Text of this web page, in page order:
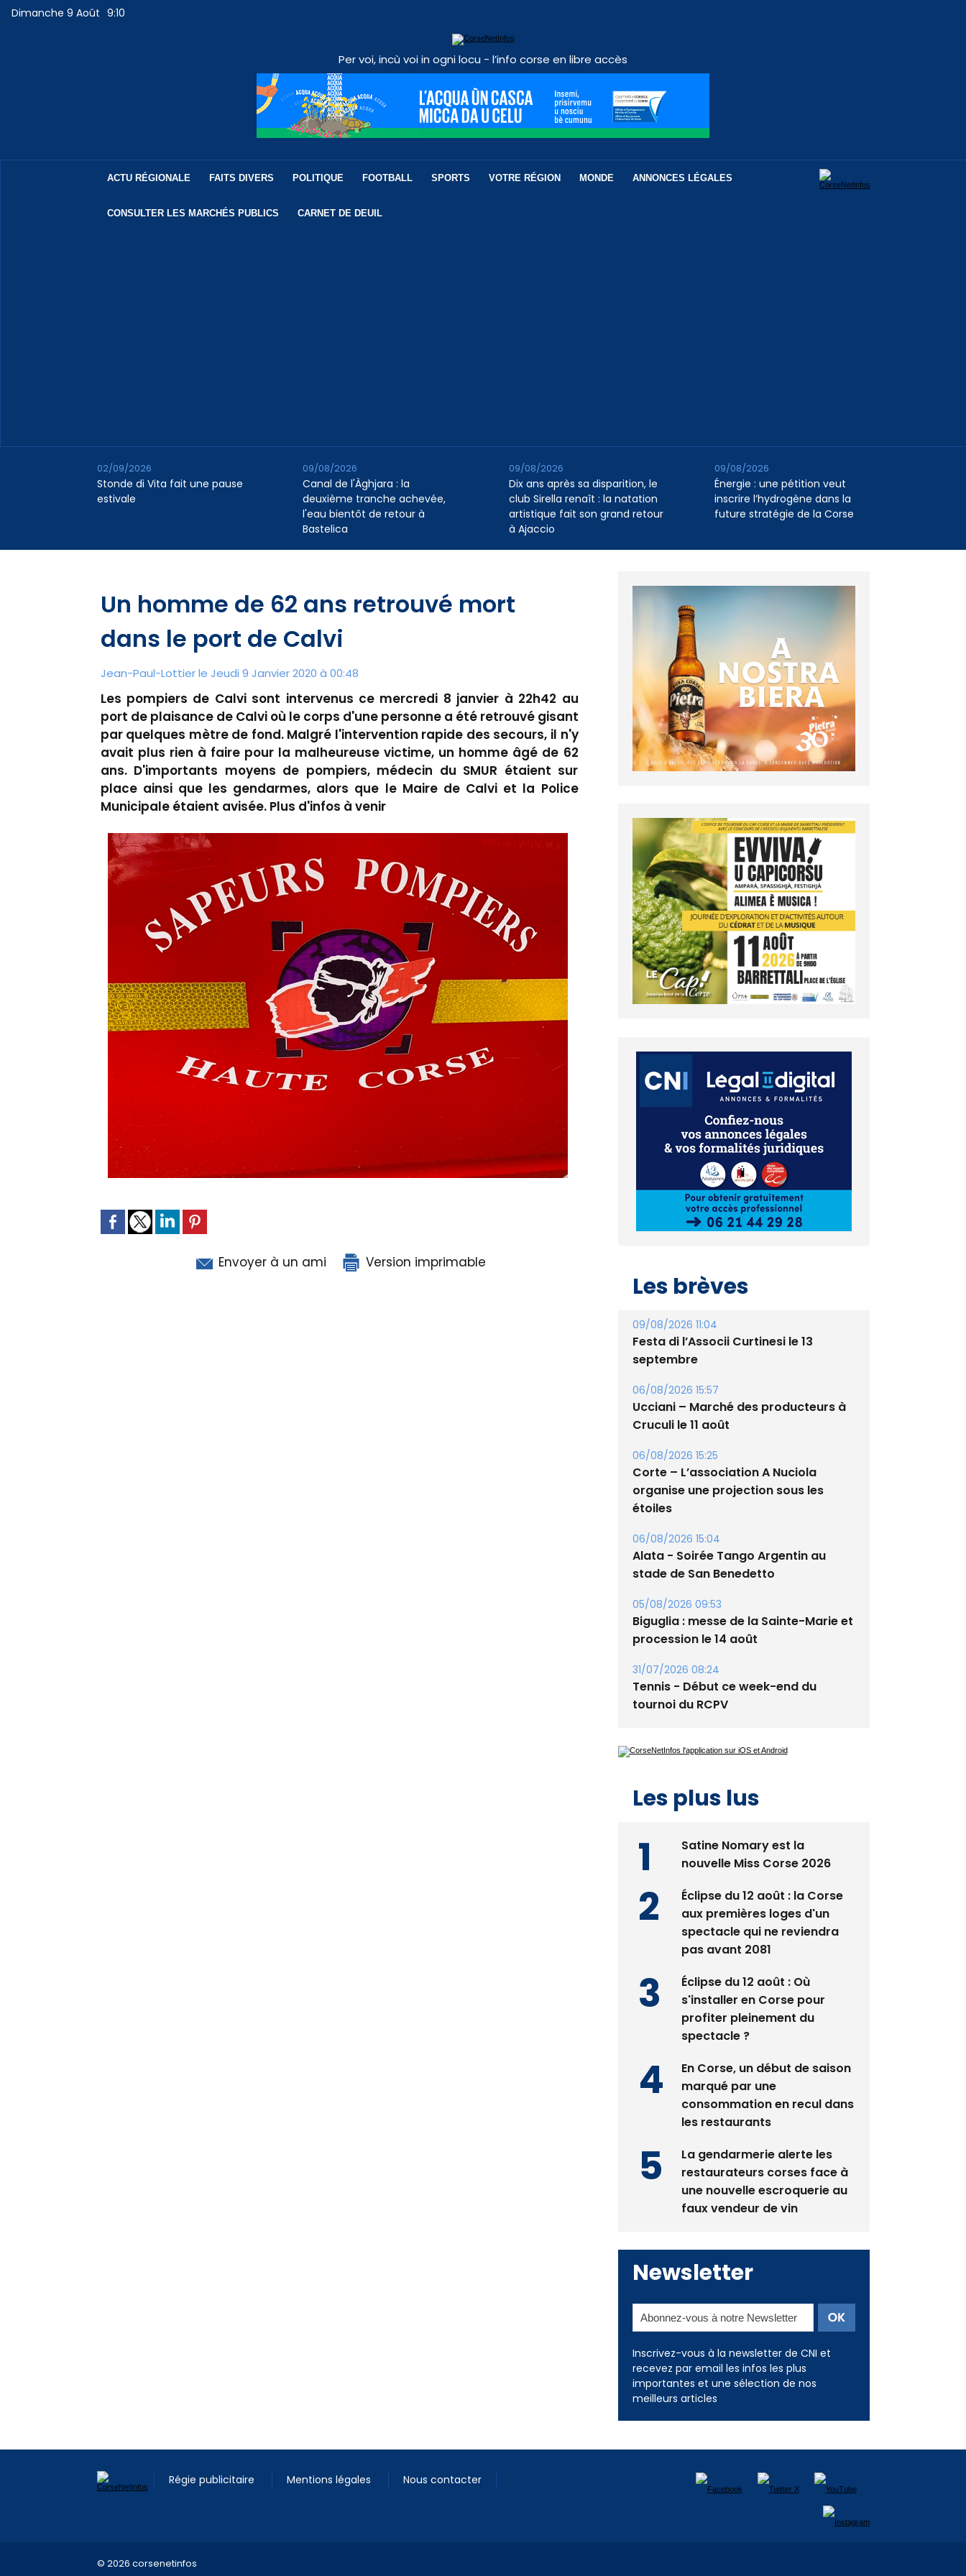
Dimanche 9 Août 9:10
Per voi, incù voi in ogni locu - l’info corse en libre accès
ACTU RÉGIONALE FAITS DIVERS POLITIQUE FOOTBALL SPORTS VOTRE RÉGION MONDE ANNONCES LÉGALES
CONSULTER LES MARCHÉS PUBLICS CARNET DE DEUIL
Stonde di Vita fait une pause
estivale
02/09/2026
Canal de l'Àghjara : la
deuxième tranche achevée,
l'eau bientôt de retour à
Bastelica
09/08/2026
Dix ans après sa disparition, le
club Sirella renaît : la natation
artistique fait son grand retour
à Ajaccio
09/08/2026
Énergie : une pétition veut
inscrire l’hydrogène dans la
future stratégie de la Corse
09/08/2026
Un homme de 62 ans retrouvé mort
dans le port de Calvi
Jean-Paul-Lottier le Jeudi 9 Janvier 2020 à 00:48
Les pompiers de Calvi sont intervenus ce mercredi 8 janvier à 22h42 au
port de plaisance de Calvi où le corps d'une personne a été retrouvé gisant
par quelques mètre de fond. Malgré l'intervention rapide des secours, il n'y
avait plus rien à faire pour la malheureuse victime, un homme âgé de 62
ans. D'importants moyens de pompiers, médecin du SMUR étaient sur
place ainsi que les gendarmes, alors que le Maire de Calvi et la Police
Municipale étaient avisée. Plus d'infos à venir
Envoyer à un ami Version imprimable
Les brèves
09/08/2026 11:04
Festa di l’Associi Curtinesi le 13
septembre
06/08/2026 15:57
Ucciani – Marché des producteurs à
Cruculi le 11 août
06/08/2026 15:25
Corte – L’association A Nuciola
organise une projection sous les
étoiles
06/08/2026 15:04
Alata - Soirée Tango Argentin au
stade de San Benedetto
05/08/2026 09:53
Biguglia : messe de la Sainte-Marie et
procession le 14 août
31/07/2026 08:24
Tennis - Début ce week-end du
tournoi du RCPV
Les plus lus
Satine Nomary est la
nouvelle Miss Corse 2026
Éclipse du 12 août : la Corse
aux premières loges d'un
spectacle qui ne reviendra
pas avant 2081
Éclipse du 12 août : Où
s'installer en Corse pour
profiter pleinement du
spectacle ?
En Corse, un début de saison
marqué par une
consommation en recul dans
les restaurants
La gendarmerie alerte les
restaurateurs corses face à
une nouvelle escroquerie au
faux vendeur de vin
Newsletter
Inscrivez-vous à la newsletter de CNI et
recevez par email les infos les plus
importantes et une sélection de nos
meilleurs articles
Régie publicitaire Mentions légales Nous contacter
© 2026 corsenetinfos